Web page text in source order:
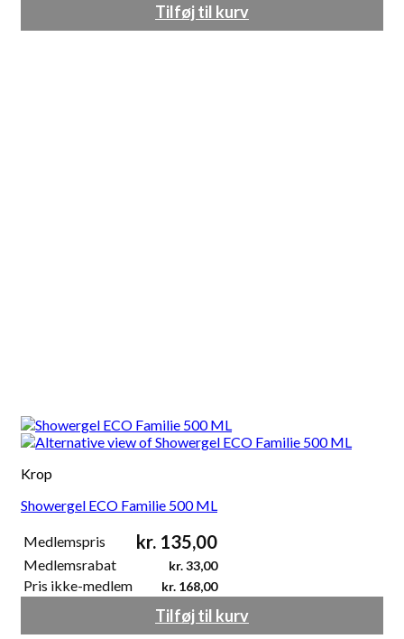
Tilføj til kurv
Krop
Showergel ECO Familie 500 ML
Medlemspris kr. 135,00
Medlemsrabat kr.33,00
Pris ikke-medlem kr. 168,00
Tilføj til kurv